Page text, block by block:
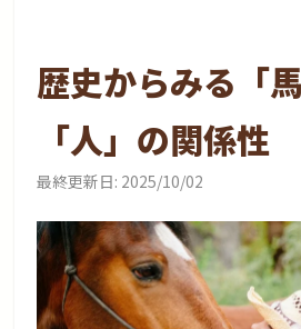
歴史からみる「
「人」の関係性
最終更新日: 2025/10/02